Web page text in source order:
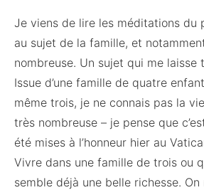
Je viens de lire les méditations du
au sujet de la famille, et
nombreuse. Un sujet qui me laisse
Issue d’une famille de quatre
même trois, je ne connais pas la
très nombreuse – je pense que
été mises à l’honneur hier au
Vivre dans une famille de trois ou
semble déjà une belle richesse. On